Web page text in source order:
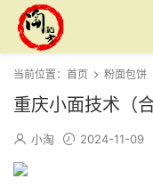
当前位置： 首页 粉面包饼
重庆小面技术（合
小淘 2024-11-09